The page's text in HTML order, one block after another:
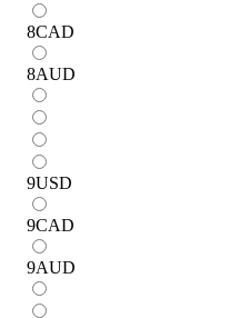
8CAD
8AUD
9USD
9CAD
9AUD